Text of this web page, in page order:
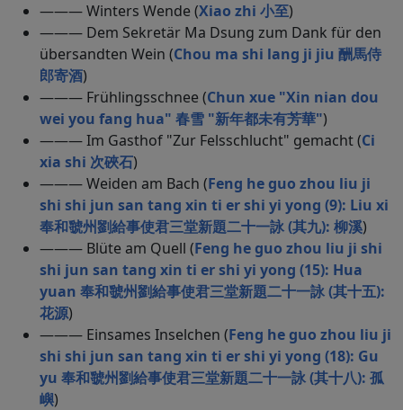
——— Winters Wende (Xiao zhi 小至)
——— Dem Sekretär Ma Dsung zum Dank für den
übersandten Wein (Chou ma shi lang ji jiu 酬馬侍
郎寄酒)
——— Frühlingsschnee (Chun xue "Xin nian dou
wei you fang hua" 春雪 "新年都未有芳華")
——— Im Gasthof "Zur Felsschlucht" gemacht (Ci
xia shi 次硤石)
——— Weiden am Bach (Feng he guo zhou liu ji
shi shi jun san tang xin ti er shi yi yong (9): Liu xi
奉和虢州劉給事使君三堂新題二十一詠 (其九): 柳溪)
——— Blüte am Quell (Feng he guo zhou liu ji shi
shi jun san tang xin ti er shi yi yong (15): Hua
yuan 奉和虢州劉給事使君三堂新題二十一詠 (其十五):
花源)
——— Einsames Inselchen (Feng he guo zhou liu ji
shi shi jun san tang xin ti er shi yi yong (18): Gu
yu 奉和虢州劉給事使君三堂新題二十一詠 (其十八): 孤
嶼)